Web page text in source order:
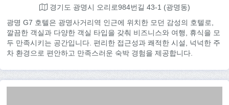
경기도 광명시 오리로984번길 43-1 (광명동)
광명 G7 호텔은 광명사거리역 인근에 위치한 모던 감성의 호텔로,
깔끔한 객실과 다양한 객실 타입을 갖춰 비즈니스와 여행, 휴식을 모
두 만족시키는 공간입니다. 편리한 접근성과 쾌적한 시설, 넉넉한 주
차 환경으로 편안하고 만족스러운 숙박 경험을 제공합니다.